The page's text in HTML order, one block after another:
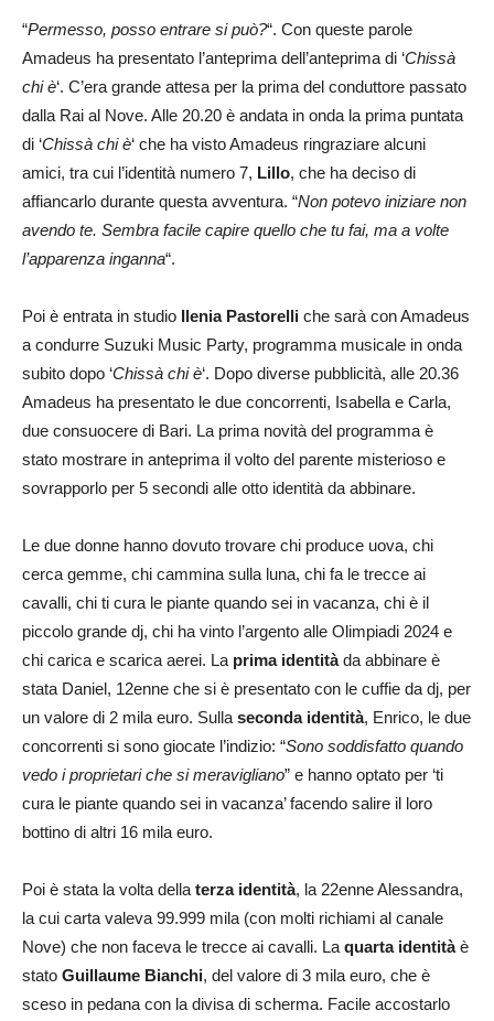
“Permesso, posso entrare si può?“. Con queste parole
Amadeus ha presentato l’anteprima dell’anteprima di ‘Chissà
chi è‘. C’era grande attesa per la prima del conduttore passato
dalla Rai al Nove. Alle 20.20 è andata in onda la prima puntata
di ‘Chissà chi è‘ che ha visto Amadeus ringraziare alcuni
amici, tra cui l’identità numero 7, Lillo, che ha deciso di
affiancarlo durante questa avventura. “Non potevo iniziare non
avendo te. Sembra facile capire quello che tu fai, ma a volte
l’apparenza inganna“.
Poi è entrata in studio Ilenia Pastorelli che sarà con Amadeus
a condurre Suzuki Music Party, programma musicale in onda
subito dopo ‘Chissà chi è‘. Dopo diverse pubblicità, alle 20.36
Amadeus ha presentato le due concorrenti, Isabella e Carla,
due consuocere di Bari. La prima novità del programma è
stato mostrare in anteprima il volto del parente misterioso e
sovrapporlo per 5 secondi alle otto identità da abbinare.
Le due donne hanno dovuto trovare chi produce uova, chi
cerca gemme, chi cammina sulla luna, chi fa le trecce ai
cavalli, chi ti cura le piante quando sei in vacanza, chi è il
piccolo grande dj, chi ha vinto l’argento alle Olimpiadi 2024 e
chi carica e scarica aerei. La prima identitàda abbinare è
stata Daniel, 12enne che si è presentato con le cuffie da dj, per
un valore di 2 mila euro. Sulla seconda identità, Enrico, le due
concorrenti si sono giocate l’indizio: “Sono soddisfatto quando
vedo i proprietari che si meravigliano” e hanno optato per ‘ti
cura le piante quando sei in vacanza’ facendo salire il loro
bottino di altri 16 mila euro.
Poi è stata la volta della terza identità, la 22enne Alessandra,
la cui carta valeva 99.999 mila (con molti richiami al canale
Nove) che non faceva le trecce ai cavalli. La quarta identitàè
stato Guillaume Bianchi, del valore di 3 mila euro, che è
sceso in pedana con la divisa di scherma. Facile accostarlo